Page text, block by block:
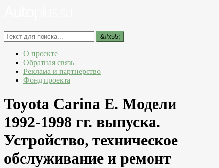
О проекте
Обратная связь
Реклама и партнерство
Фонд проекта
Toyota Carina E. Модели
1992-1998 гг. выпуска.
Устройство, техническое
обслуживание и ремонт